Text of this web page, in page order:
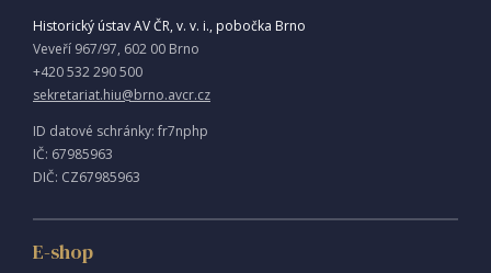
Historický ústav AV ČR, v. v. i., pobočka Brno
Veveří 967/97, 602 00 Brno
+420 532 290 500
sekretariat.hiu@brno.avcr.cz
ID datové schránky: fr7nphp
IČ: 67985963
DIČ: CZ67985963
E-shop